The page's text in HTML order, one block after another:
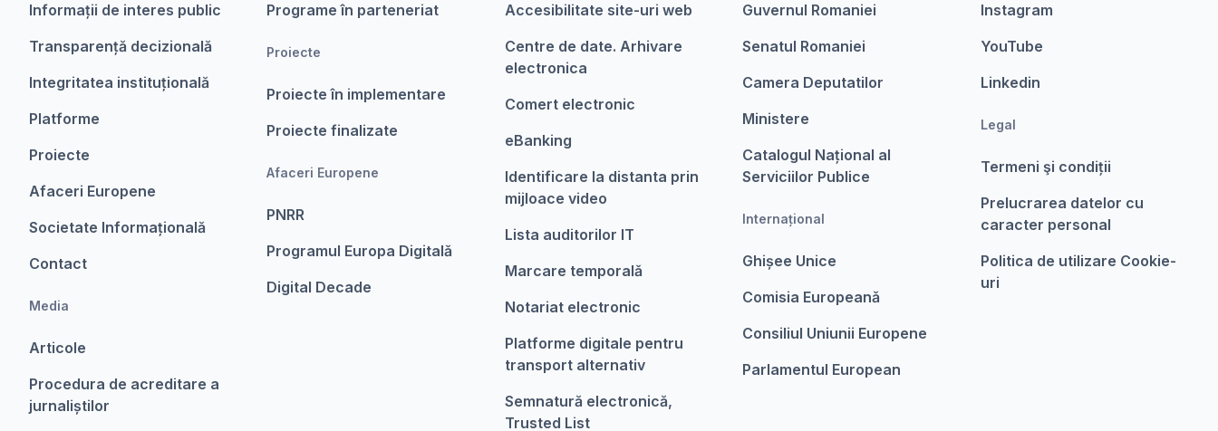
Informații de interes public
Transparență decizională
Integritatea instituțională
Platforme
Proiecte
Afaceri Europene
Societate Informațională
Contact
Media
Articole
Procedura de acreditare a
jurnaliștilor
Programe în parteneriat
Proiecte
Proiecte în implementare
Proiecte finalizate
Afaceri Europene
PNRR
Programul Europa Digitalǎ
Digital Decade
Accesibilitate site-uri web
Centre de date. Arhivare
electronica
Comert electronic
eBanking
Identificare la distanta prin
mijloace video
Lista auditorilor IT
Marcare temporalǎ
Notariat electronic
Platforme digitale pentru
transport alternativ
Semnatură electronică,
Trusted List
Guvernul Romaniei
Senatul Romaniei
Camera Deputatilor
Ministere
Catalogul Național al
Serviciilor Publice
Internațional
Ghișee Unice
Comisia Europeanǎ
Consiliul Uniunii Europene
Parlamentul European
Instagram
YouTube
Linkedin
Legal
Termeni şi condiții
Prelucrarea datelor cu
caracter personal
Politica de utilizare Cookie-
uri